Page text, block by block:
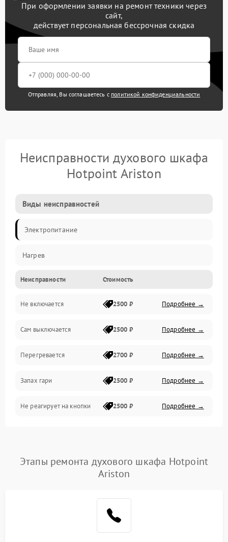
При оформлении заявки на ремонт техники через
сайт,
действует персональная бессрочная скидка
Отправляя, Вы соглашаетесь с политикой конфиденциальности
Неисправности духового шкафа
Hotpoint Ariston
Виды неисправностей
Электропитание
Нагрев
Неисправности Стоимость
Не включается 2500 ₽ Подробнее →
Сам выключается 2500 ₽ Подробнее →
Перегревается 2700 ₽ Подробнее →
Запах гари 2500 ₽ Подробнее →
Не реагирует на кнопки 2500 ₽ Подробнее →
Этапы ремонта духового шкафа Hotpoint
Ariston